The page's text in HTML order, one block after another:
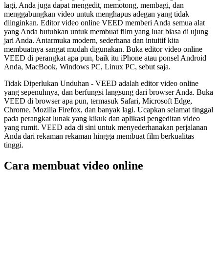
lagi, Anda juga dapat mengedit, memotong, membagi, dan
menggabungkan video untuk menghapus adegan yang tidak
diinginkan. Editor video online VEED memberi Anda semua alat
yang Anda butuhkan untuk membuat film yang luar biasa di ujung
jari Anda. Antarmuka modern, sederhana dan intuitif kita
membuatnya sangat mudah digunakan. Buka editor video online
VEED di perangkat apa pun, baik itu iPhone atau ponsel Android
Anda, MacBook, Windows PC, Linux PC, sebut saja.
Tidak Diperlukan Unduhan - VEED adalah editor video online
yang sepenuhnya, dan berfungsi langsung dari browser Anda. Buka
VEED di browser apa pun, termasuk Safari, Microsoft Edge,
Chrome, Mozilla Firefox, dan banyak lagi. Ucapkan selamat tinggal
pada perangkat lunak yang kikuk dan aplikasi pengeditan video
yang rumit. VEED ada di sini untuk menyederhanakan perjalanan
Anda dari rekaman rekaman hingga membuat film berkualitas
tinggi.
Cara membuat video online